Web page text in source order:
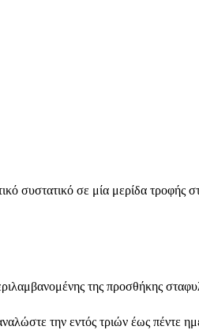
συστατικό σε μία μερίδα τροφής
της προσθήκης
την εντός τριών έως πέντε